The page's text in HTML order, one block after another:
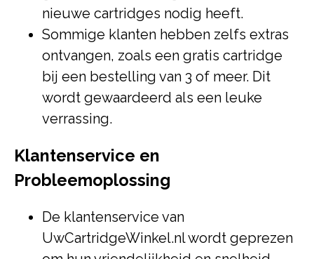
nieuwe cartridges nodig heeft.
Sommige klanten hebben zelfs extras
ontvangen, zoals een gratis cartridge
bij een bestelling van 3 of meer. Dit
wordt gewaardeerd als een leuke
verrassing.
Klantenservice en
Probleemoplossing
De klantenservice van
UwCartridgeWinkel.nl wordt geprezen